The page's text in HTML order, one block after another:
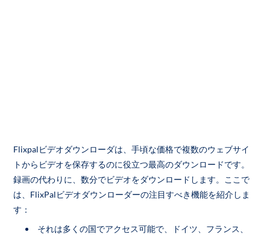
Flixpalビデオダウンローダは、手頃な価格で複数のウェブサイ
トからビデオを保存するのに役立つ最高のダウンロードです。
録画の代わりに、数分でビデオをダウンロードします。ここで
は、FlixPalビデオダウンローダーの注目すべき機能を紹介しま
す：
それは多くの国でアクセス可能で、ドイツ、フランス、